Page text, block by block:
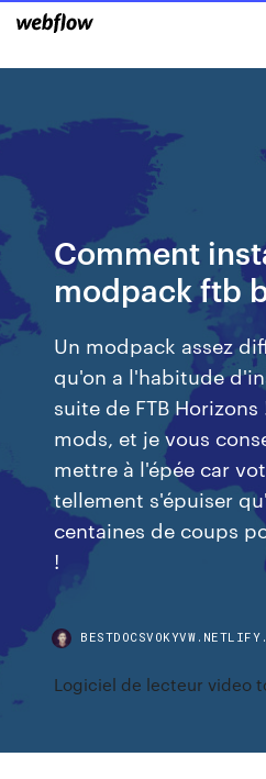
Comment
modpack ftb
Un modpack assez
qu'on a l'habitude
suite de FTB
mods, et je vous
mettre à l'épée car
tellement s'épuiser
centaines de coups
!
Logiciel de lecteur video